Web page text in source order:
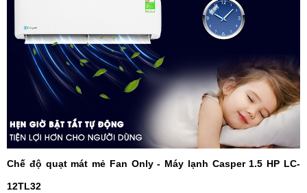
Chế độ quạt mát mẻ Fan Only - Máy lạnh Casper 1.5 HP LC-
12TL32